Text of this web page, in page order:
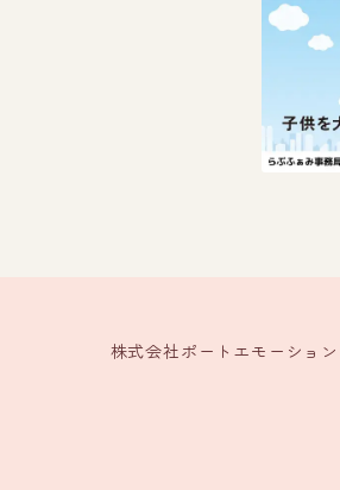
株式会社ポートエモーション